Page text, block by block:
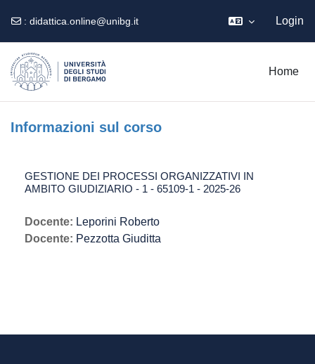
: didattica.online@unibg.it Login
Home
Informazioni sul corso
GESTIONE DEI PROCESSI ORGANIZZATIVI IN
AMBITO GIUDIZIARIO - 1 - 65109-1 - 2025-26
Docente: Leporini Roberto
Docente: Pezzotta Giuditta